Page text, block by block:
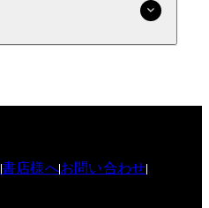
書店様へお問い合わせ